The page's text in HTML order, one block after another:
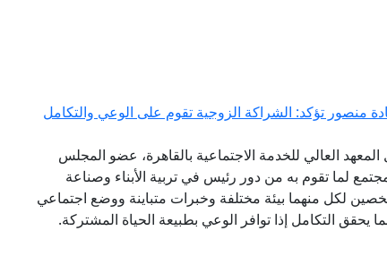
منصور تؤكد: الشراكة الزوجية تقوم على الوعي والتكامل
العالي للخدمة الاجتماعية بالقاهرة، عضو المجلس
لما تقوم به من دور رئيس في تربية الأبناء وصناعة
لكل منهما بيئة مختلفة وخبرات متباينة ووضع اجتماعي
يحقق التكامل إذا توافر الوعي بطبيعة الحياة المشتركة.